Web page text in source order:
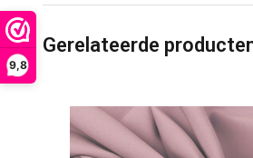
9,8
Gerelateerde